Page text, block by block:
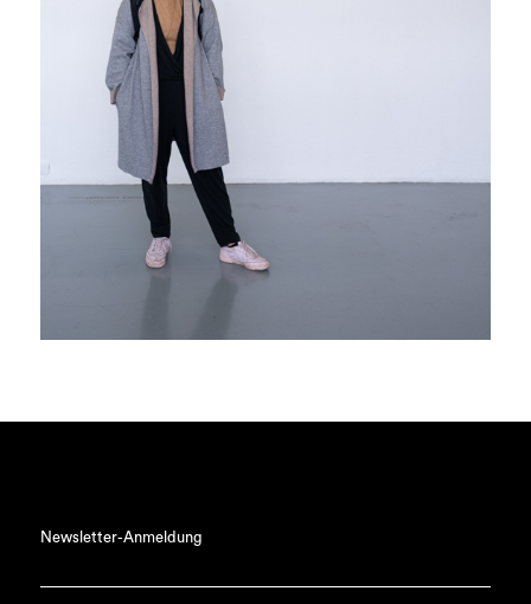
Newsletter-Anmeldung